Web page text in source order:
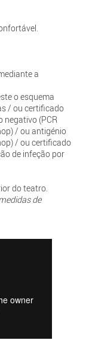
a
o esquema
/ ou certificado
negativo (PCR
/ ou antigénio
/ ou certificado
de infeção por
do teatro.
de